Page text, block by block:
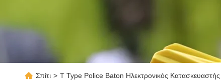
Σπίτι > T Type Police Baton Ηλεκτρονικός Κατασκευαστής